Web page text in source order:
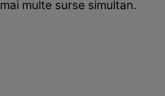
mai multe surse simultan.